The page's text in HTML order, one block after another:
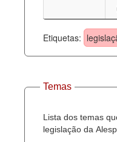
Etiquetas:
Temas
Lista dos temas
legislação da Alesp.